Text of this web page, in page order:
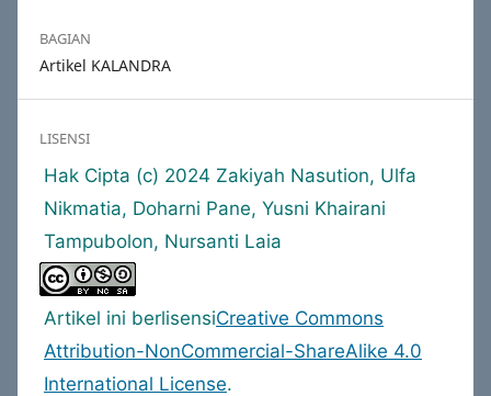
BAGIAN
Artikel KALANDRA
LISENSI
Hak Cipta (c) 2024 Zakiyah Nasution, Ulfa
Nikmatia, Doharni Pane, Yusni Khairani
Tampubolon, Nursanti Laia
Artikel ini berlisensiCreative Commons
Attribution-NonCommercial-ShareAlike 4.0
International License.